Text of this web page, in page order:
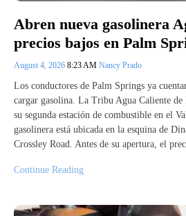
Abren nueva gasolinera
precios bajos en Palm
August 4, 2026 8:23 AM Nancy Prado
Los conductores de Palm Springs ya
cargar gasolina. La Tribu Agua Caliente
su segunda estación de combustible en el
gasolinera está ubicada en la esquina de
Crossley Road. Antes de su apertura, el
Continue Reading